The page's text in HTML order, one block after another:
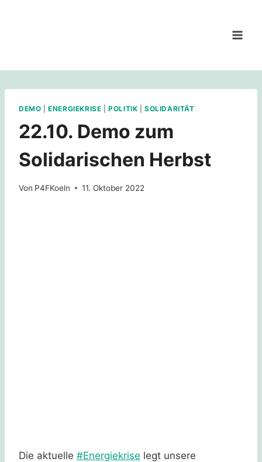
DEMO |ENERGIEKRISE |POLITIK |SOLIDARITÄT
22.10. Demo zum
Solidarischen Herbst
Von P4FKoeln 11. Oktober 2022
Die aktuelle #Energiekrise legt unsere